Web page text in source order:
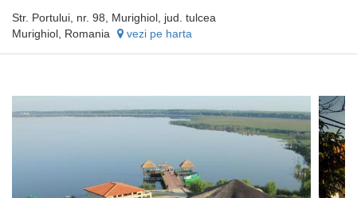
Str. Portului, nr. 98, Murighiol, jud. tulcea
Murighiol, Romania
vezi pe harta